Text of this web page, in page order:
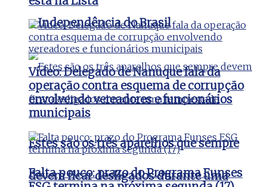
a Independência do Brasil
Estes são os três aparelhos que sempre
devem ficar desligados durante uma
Vídeo: Delegado de Nanuque fala da
operação contra esquema de corrupção
envolvendo vereadores e funcionários
municipais
Falta pouco: prazo do Programa Funses